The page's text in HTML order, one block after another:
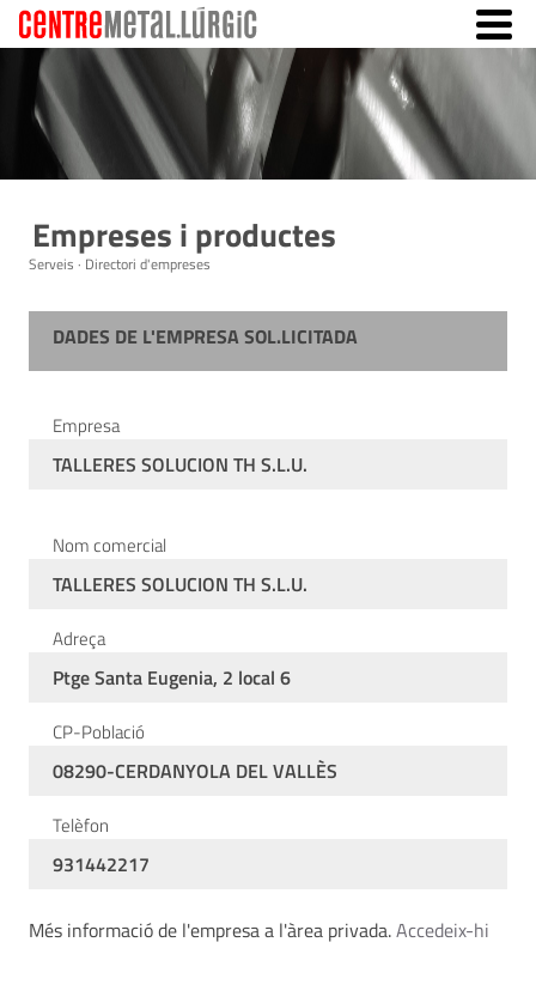
Empreses i productes
Serveis · Directori d'empreses
DADES DE L'EMPRESA SOL.LICITADA
Empresa
TALLERES SOLUCION TH S.L.U.
Nom comercial
TALLERES SOLUCION TH S.L.U.
Adreça
Ptge Santa Eugenia, 2 local 6
CP-Població
08290-CERDANYOLA DEL VALLÈS
Telèfon
931442217
Més informació de l'empresa a l'àrea privada.Accedeix-hi